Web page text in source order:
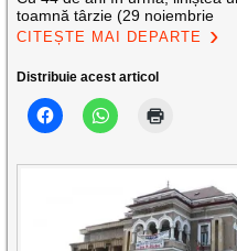
toamnă târzie (29 noiembrie
CITEȘTE MAI DEPARTE
Distribuie acest articol